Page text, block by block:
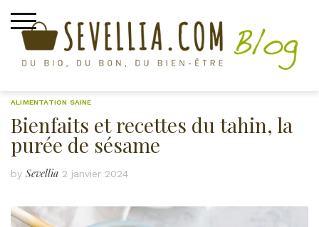
content
ALIMENTATION SAINE
Bienfaits et recettes du tahin, la
purée de sésame
by Sevellia 2 janvier 2024